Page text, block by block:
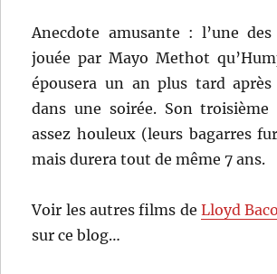
Anecdote amusante : l’une
jouée par Mayo Methot
épousera un an plus tard après
dans une soirée. Son troisième
assez houleux (leurs bagarres
mais durera tout de même 7 ans.
Voir les autres films deLloyd
sur ce blog…